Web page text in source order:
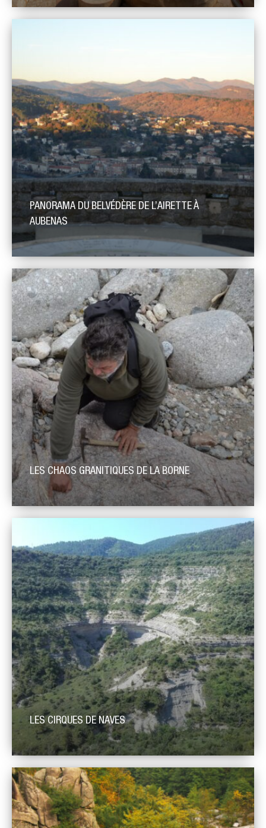
Les eaux chaudes de Saint-Laurent-les-Bains émergent à une
température de 53° C, remontant d’une profondeur de près de
descendant elle traverse des roches de […]
PANORAMA DU BELVÉDÈRE DE L’AIRETTE À
AUBENAS
Ce panorama accessible depuis la place de l’Airette à Aubenas
permet de balayer 300 millions d’années d’histoire géologique
du territoire d’un seul coup d’œil. Orienté au Nord il permetde de
balayer plusieurs épisodes géologiques du Parc et du
département, caractérisé par trois grands ensembles différents
: les terrains cristallins, les terrains sédimentaires du Trias,
Jurassique […]
LES CHAOS GRANITIQUES DE LA BORNE
Formé il y a 300 millions d’années environ, le massif granitique
de La Borne (ou de Villefort) s’étend sur les départements de
l’Ardèche et de la Lozère, entre Saint-Laurent-Les-Bains au
nord, Les Vans au sud et Villefort au sud-ouest. Il porte le nom
de la rivière qui le traverse et l’entaille, forme des gorges
encaissées […]
LES CIRQUES DE NAVES
Les paysages des abords de Naves présentent une grande
variété géologique causée par la présence de la faille
d’Orcières (également appelée faille de Brahic). Celle-ci, longue
d’environ 6 kilomètres, est le prolongement de la faille Nord du
mont Lozère. Elle met directement en contact la montagne